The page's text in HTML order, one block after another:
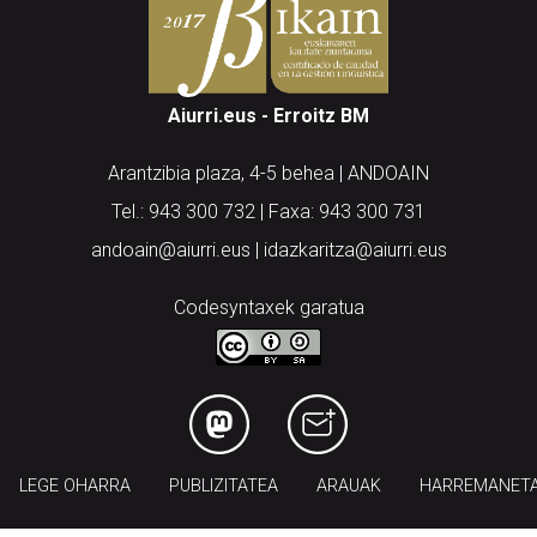
Aiurri.eus - Erroitz BM
Arantzibia plaza, 4-5 behea | ANDOAIN
Tel.: 943 300 732 | Faxa: 943 300 731
andoain@aiurri.eus | idazkaritza@aiurri.eus
Codesyntaxek garatua
LEGE OHARRA PUBLIZITATEA ARAUAK